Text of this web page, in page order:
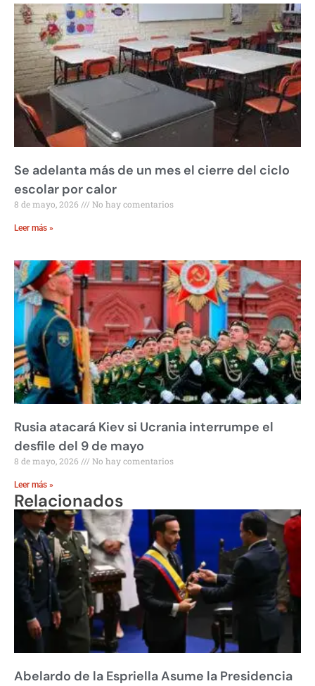
Se adelanta más de un mes el cierre del ciclo
escolar por calor
8 de mayo, 2026 No hay comentarios
Leer más »
Rusia atacará Kiev si Ucrania interrumpe el
desfile del 9 de mayo
8 de mayo, 2026 No hay comentarios
Leer más »
Relacionados
Abelardo de la Espriella Asume la Presidencia